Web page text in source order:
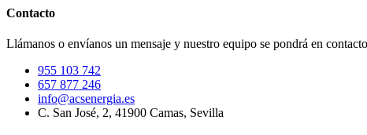
Contacto
Llámanos o envíanos un mensaje y nuestro equipo se pondrá en
955 103 742
657 877 246
info@acsenergia.es
C. San José, 2, 41900 Camas, Sevilla